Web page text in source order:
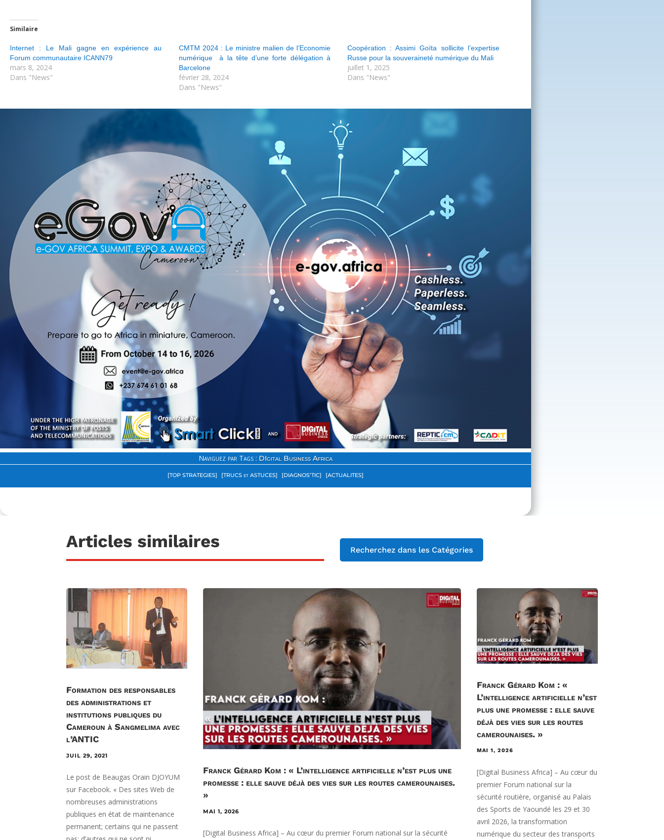
Similaire
Internet : Le Mali gagne en expérience au
Forum communautaire ICANN79
mars 8, 2024
Dans "News"
CMTM 2024 : Le ministre malien de l’Economie
numérique à la tête d’une forte délégation à
Barcelone
février 28, 2024
Dans "News"
Coopération : Assimi Goïta sollicite l’expertise
Russe pour la souveraineté numérique du Mali
juillet 1, 2025
Dans "News"
Naviguez par Tags : DIgital Business Africa
[TOP STRATEGIES] [TRUCS et ASTUCES] [DIAGNOS’TIC] [ACTUALITES]
Articles similaires Recherchez dans les Catégories
Formation des responsables
des administrations et
institutions publiques du
Cameroun à Sangmelima avec
l’ANTIC
JUIL 29, 2021
Le post de Beaugas Orain DJOYUM
sur Facebook. « Des sites Web de
nombreuses administrations
publiques en état de maintenance
permanent; certains qui ne passent
Franck Gérard Kom : « L’intelligence artificielle n’est plus une
promesse : elle sauve déjà des vies sur les routes camerounaises.
»
MAI 1, 2026
[Digital Business Africa] – Au cœur du premier Forum national sur la sécurité
Franck Gérard Kom : «
L’intelligence artificielle n’est
plus une promesse : elle sauve
déjà des vies sur les routes
camerounaises. »
MAI 1, 2026
[Digital Business Africa] – Au cœur du
premier Forum national sur la
sécurité routière, organisé au Palais
des Sports de Yaoundé les 29 et 30
avril 2026, la transformation
numérique du secteur des transports